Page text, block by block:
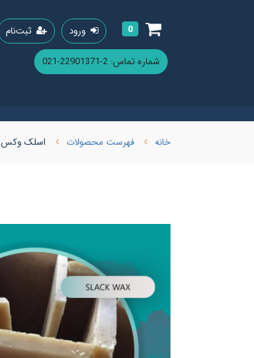
0 ورود ثبت‌نام
شماره تماس: 2-22901371-021
خانه فهرست محصولات اسلک وکس SW